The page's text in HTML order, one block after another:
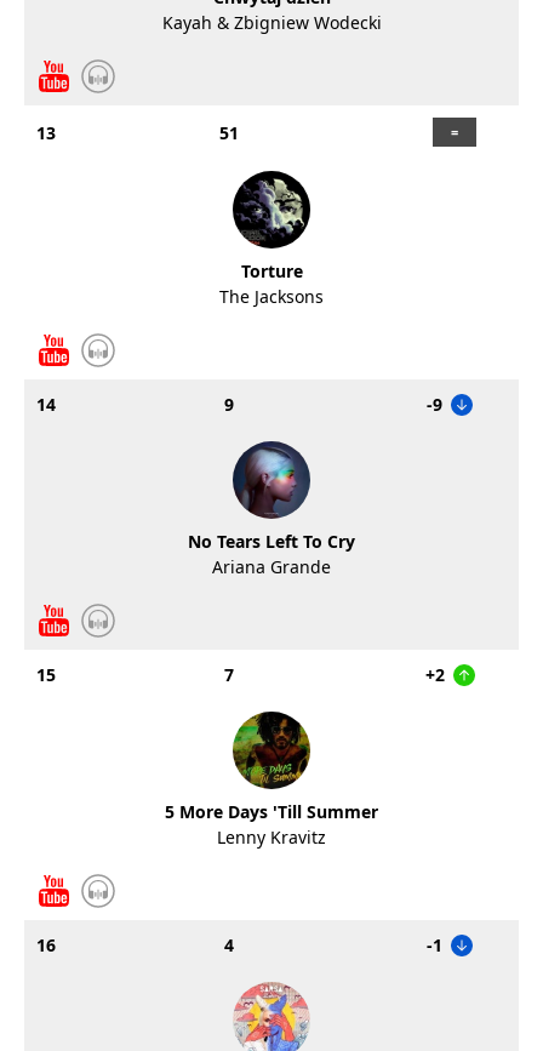
Kayah & Zbigniew Wodecki
13 51
Torture
The Jacksons
14 9 -9
No Tears Left To Cry
Ariana Grande
15 7 +2
5 More Days 'Till Summer
Lenny Kravitz
16 4 -1